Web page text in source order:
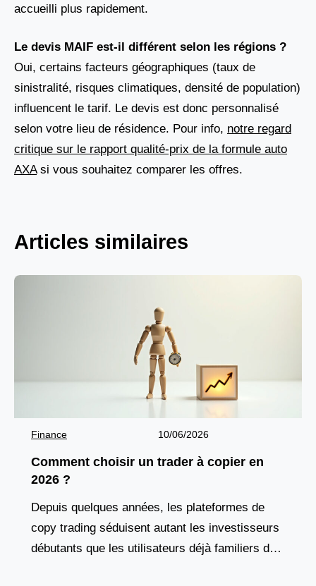
accueilli plus rapidement.
Le devis MAIF est-il différent selon les régions ?
Oui, certains facteurs géographiques (taux de
sinistralité, risques climatiques, densité de population)
influencent le tarif. Le devis est donc personnalisé
selon votre lieu de résidence. Pour info, notre regard
critique sur le rapport qualité-prix de la formule auto
AXAsi vous souhaitez comparer les offres.
Articles similaires
Finance 10/06/2026
Comment choisir un trader à copier en
2026 ?
Depuis quelques années, les plateformes de
copy trading séduisent autant les investisseurs
débutants que les utilisateurs déjà familiers des